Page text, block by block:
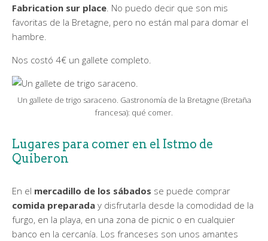
Fabrication sur place . No puedo decir que son mis
favoritas de la Bretagne, pero no están mal para domar el
hambre.
Nos costó 4€ un gallete completo.
Un gallete de trigo saraceno. Gastronomía de la Bretagne (Bretaña
francesa): qué comer.
Lugares para comer en el Istmo de
Quiberon
En el mercadillo de los sábados se puede comprar
comida preparada y disfrutarla desde la comodidad de la
furgo, en la playa, en una zona de picnic o en cualquier
banco en la cercanía. Los franceses son unos amantes